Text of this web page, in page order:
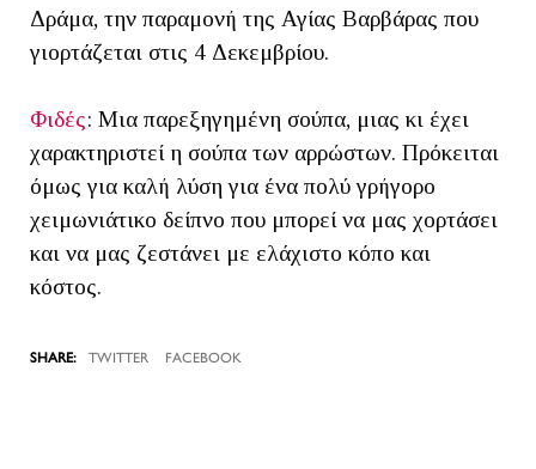
Δράμα, την παραμονή της Αγίας Βαρβάρας που
γιορτάζεται στις 4 Δεκεμβρίου.
Φιδές: Μια παρεξηγημένη σούπα, μιας κι έχει
χαρακτηριστεί η σούπα των αρρώστων. Πρόκειται
όμως για καλή λύση για ένα πολύ γρήγορο
χειμωνιάτικο δείπνο που μπορεί να μας χορτάσει
και να μας ζεστάνει με ελάχιστο κόπο και
κόστος.
TWITTER FACEBOOK